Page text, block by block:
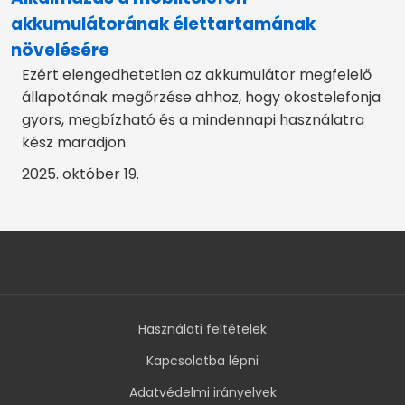
akkumulátorának élettartamának
növelésére
Ezért elengedhetetlen az akkumulátor megfelelő
állapotának megőrzése ahhoz, hogy okostelefonja
gyors, megbízható és a mindennapi használatra
kész maradjon.
2025. október 19.
Használati feltételek
Kapcsolatba lépni
Adatvédelmi irányelvek